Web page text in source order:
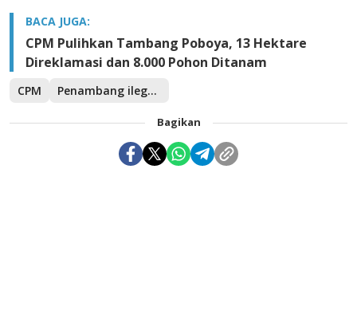
BACA JUGA:
CPM Pulihkan Tambang Poboya, 13 Hektare
Direklamasi dan 8.000 Pohon Ditanam
CPM Penambang ilegal tewas
Bagikan